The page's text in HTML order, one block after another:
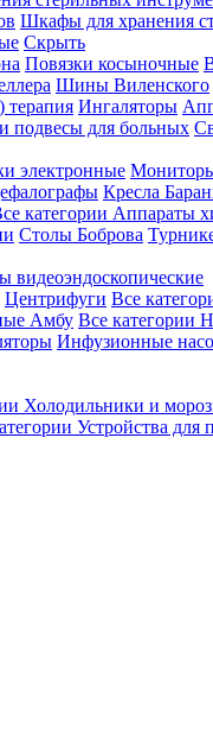
Шкафы для хранения
Скрыть
Повязки косыночные
Шины Виленского
терапия Ингаляторы
подвесы для больных
электронные
Кресла
категории Аппараты
Столы Боброва
видеоэндоскопические
Центрифуги Все
Амбу Все категории
Инфузионные
Холодильники и
Устройства для